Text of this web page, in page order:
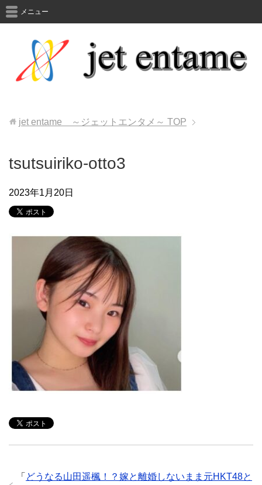
メニュー
jet entame ～ジェットエンタメ～ TOP
tsutsuiriko-otto3
2023年1月20日
「 どうなる山田遥楓！？嫁と離婚しないまま元HKT48と